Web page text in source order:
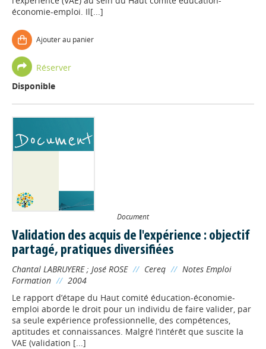
économie-emploi. Il[...]
Ajouter au panier
Réserver
Disponible
Document
Validation des acquis de l'expérience : objectif
partagé, pratiques diversifiées
Chantal LABRUYERE; José ROSE // Cereq // Notes Emploi
Formation // 2004
Le rapport d’étape du Haut comité éducation-économie-
emploi aborde le droit pour un individu de faire valider, par
sa seule expérience professionnelle, des compétences,
aptitudes et connaissances. Malgré l’intérêt que suscite la
VAE (validation [...]